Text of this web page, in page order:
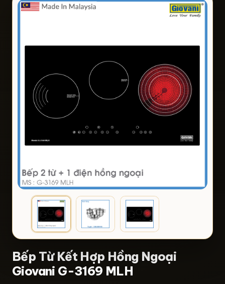
Bếp Từ Kết Hợp Hồng Ngoại
Giovani G-3169 MLH